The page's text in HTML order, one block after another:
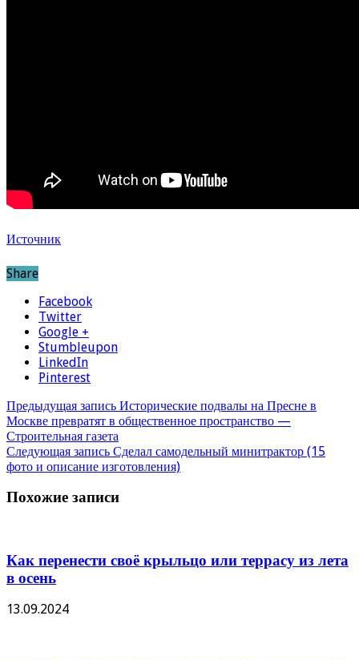
Источник
Share
Facebook
Twitter
Google +
Stumbleupon
LinkedIn
Pinterest
Предыдущая запись Исторические подвалы на Пресне в
Москве превратят в общественное пространство —
Строительная газета
Следующая запись Сделал самодельный минитрактор (15
фото и описание изготовления)
Похожие записи
Как перенести своё крыльцо или террасу из лета
в осень
13.09.2024